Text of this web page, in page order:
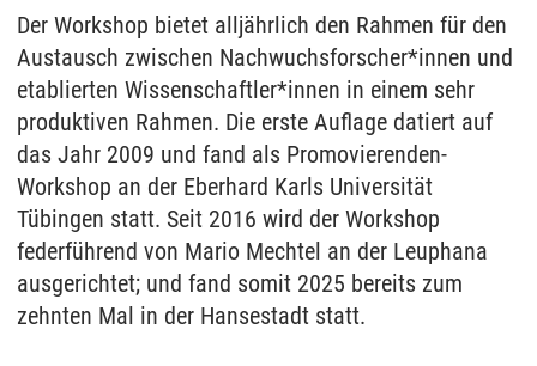
Der Workshop bietet alljährlich den Rahmen für den
Austausch zwischen Nachwuchsforscher*innen und
etablierten Wissenschaftler*innen in einem sehr
produktiven Rahmen. Die erste Auflage datiert auf
das Jahr 2009 und fand als Promovierenden-
Workshop an der Eberhard Karls Universität
Tübingen statt. Seit 2016 wird der Workshop
federführend von Mario Mechtel an der Leuphana
ausgerichtet; und fand somit 2025 bereits zum
zehnten Mal in der Hansestadt statt.